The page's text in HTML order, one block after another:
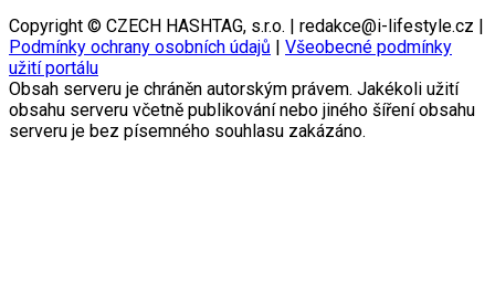
Copyright © CZECH HASHTAG, s.r.o. | redakce@i-lifestyle.cz |
Podmínky ochrany osobních údajů
Všeobecné podmínky
užití portálu
Obsah serveru je chráněn autorským právem. Jakékoli užití
obsahu serveru včetně publikování nebo jiného šíření obsahu
serveru je bez písemného souhlasu zakázáno.